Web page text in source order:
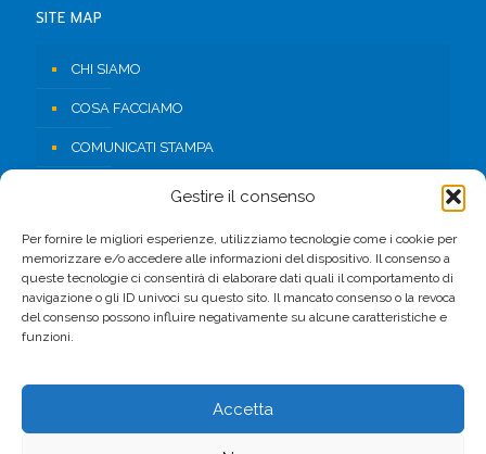
Gestire il consenso
Per fornire le migliori esperienze, utilizziamo tecnologie come i cookie per
memorizzare e/o accedere alle informazioni del dispositivo. Il consenso a
queste tecnologie ci consentirà di elaborare dati quali il comportamento di
navigazione o gli ID univoci su questo sito. Il mancato consenso o la revoca
del consenso possono influire negativamente su alcune caratteristiche e
funzioni.
Accetta
SITE MAP
CHI SIAMO
COSA FACCIAMO
COMUNICATI STAMPA
AREA RISERVATA
FACEBOOK